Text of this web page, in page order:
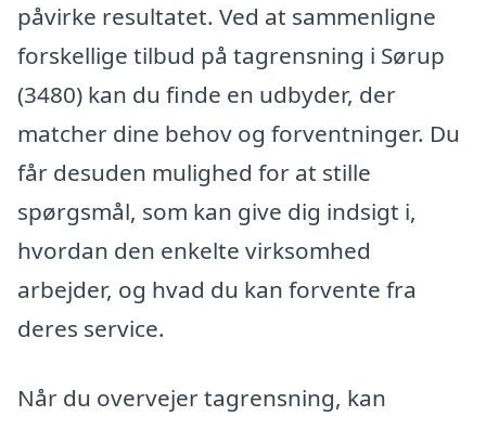
påvirke resultatet. Ved at sammenligne
forskellige tilbud på tagrensning i Sørup
(3480) kan du finde en udbyder, der
matcher dine behov og forventninger. Du
får desuden mulighed for at stille
spørgsmål, som kan give dig indsigt i,
hvordan den enkelte virksomhed
arbejder, og hvad du kan forvente fra
deres service.
Når du overvejer tagrensning, kan